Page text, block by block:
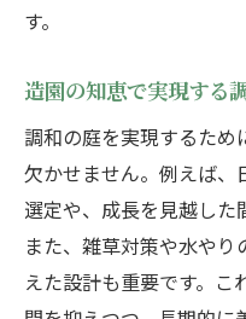
す。
造園の知恵で実現する
調和の庭を実現するため
欠かせません。例えば、
選定や、成長を見越した
また、雑草対策や水や
えた設計も重要です。こ